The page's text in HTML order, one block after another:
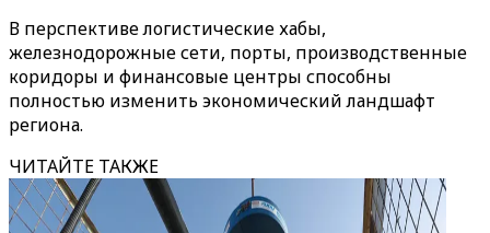
В перспективе логистические хабы,
железнодорожные сети, порты, производственные
коридоры и финансовые центры способны
полностью изменить экономический ландшафт
региона.
ЧИТАЙТЕ ТАКЖЕ